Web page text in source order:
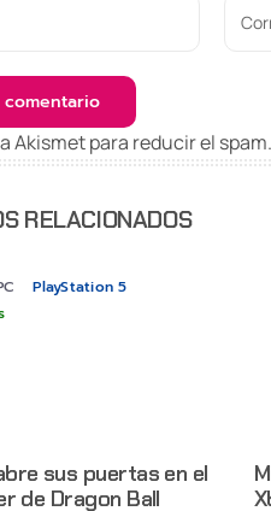
Akismet para reducir el spam.
RELACIONADOS
PlayStation 5
sus puertas en el
de Dragon Ball